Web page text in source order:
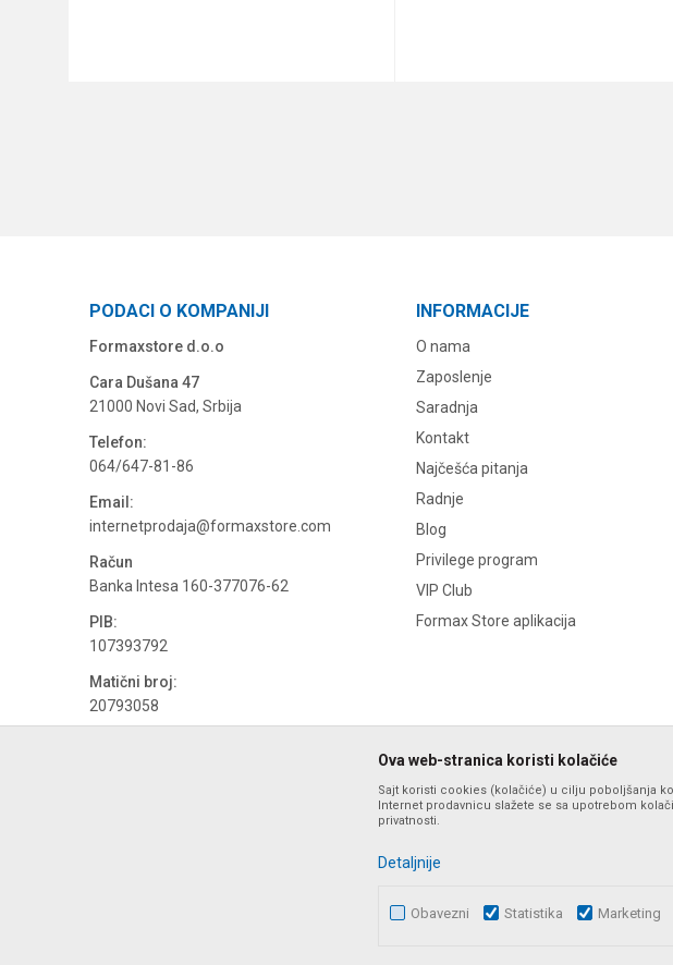
PODACI O KOMPANIJI
Formaxstore d.o.o
Cara Dušana 47
21000 Novi Sad, Srbija
Telefon:
064/647-81-86
Email:
internetprodaja@formaxstore.com
Račun
Banka Intesa 160-377076-62
PIB:
107393792
Matični broj:
20793058
INFORMACIJE
O nama
Zaposlenje
Saradnja
Kontakt
Najčešća pitanja
Radnje
Blog
Privilege program
VIP Club
Formax Store aplikacija
Nastojimo da budemo što precizniji u opisu proizvoda, prikazu slika i samih cena, ali
ponude i ne podrazumeva da su dostupni u svakom trenutku.
Ova web-stranica koristi kolačiće
Sajt koristi cookies (kolačiće) u cilju poboljšanja
Internet prodavnicu slažete se sa upotrebom
privatnosti.
Detaljnije
Obavezni Statistika Marketing